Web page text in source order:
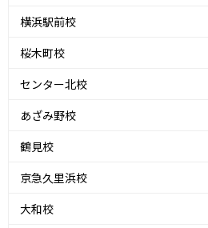
横浜駅前校
桜木町校
センター北校
あざみ野校
鶴見校
京急久里浜校
大和校